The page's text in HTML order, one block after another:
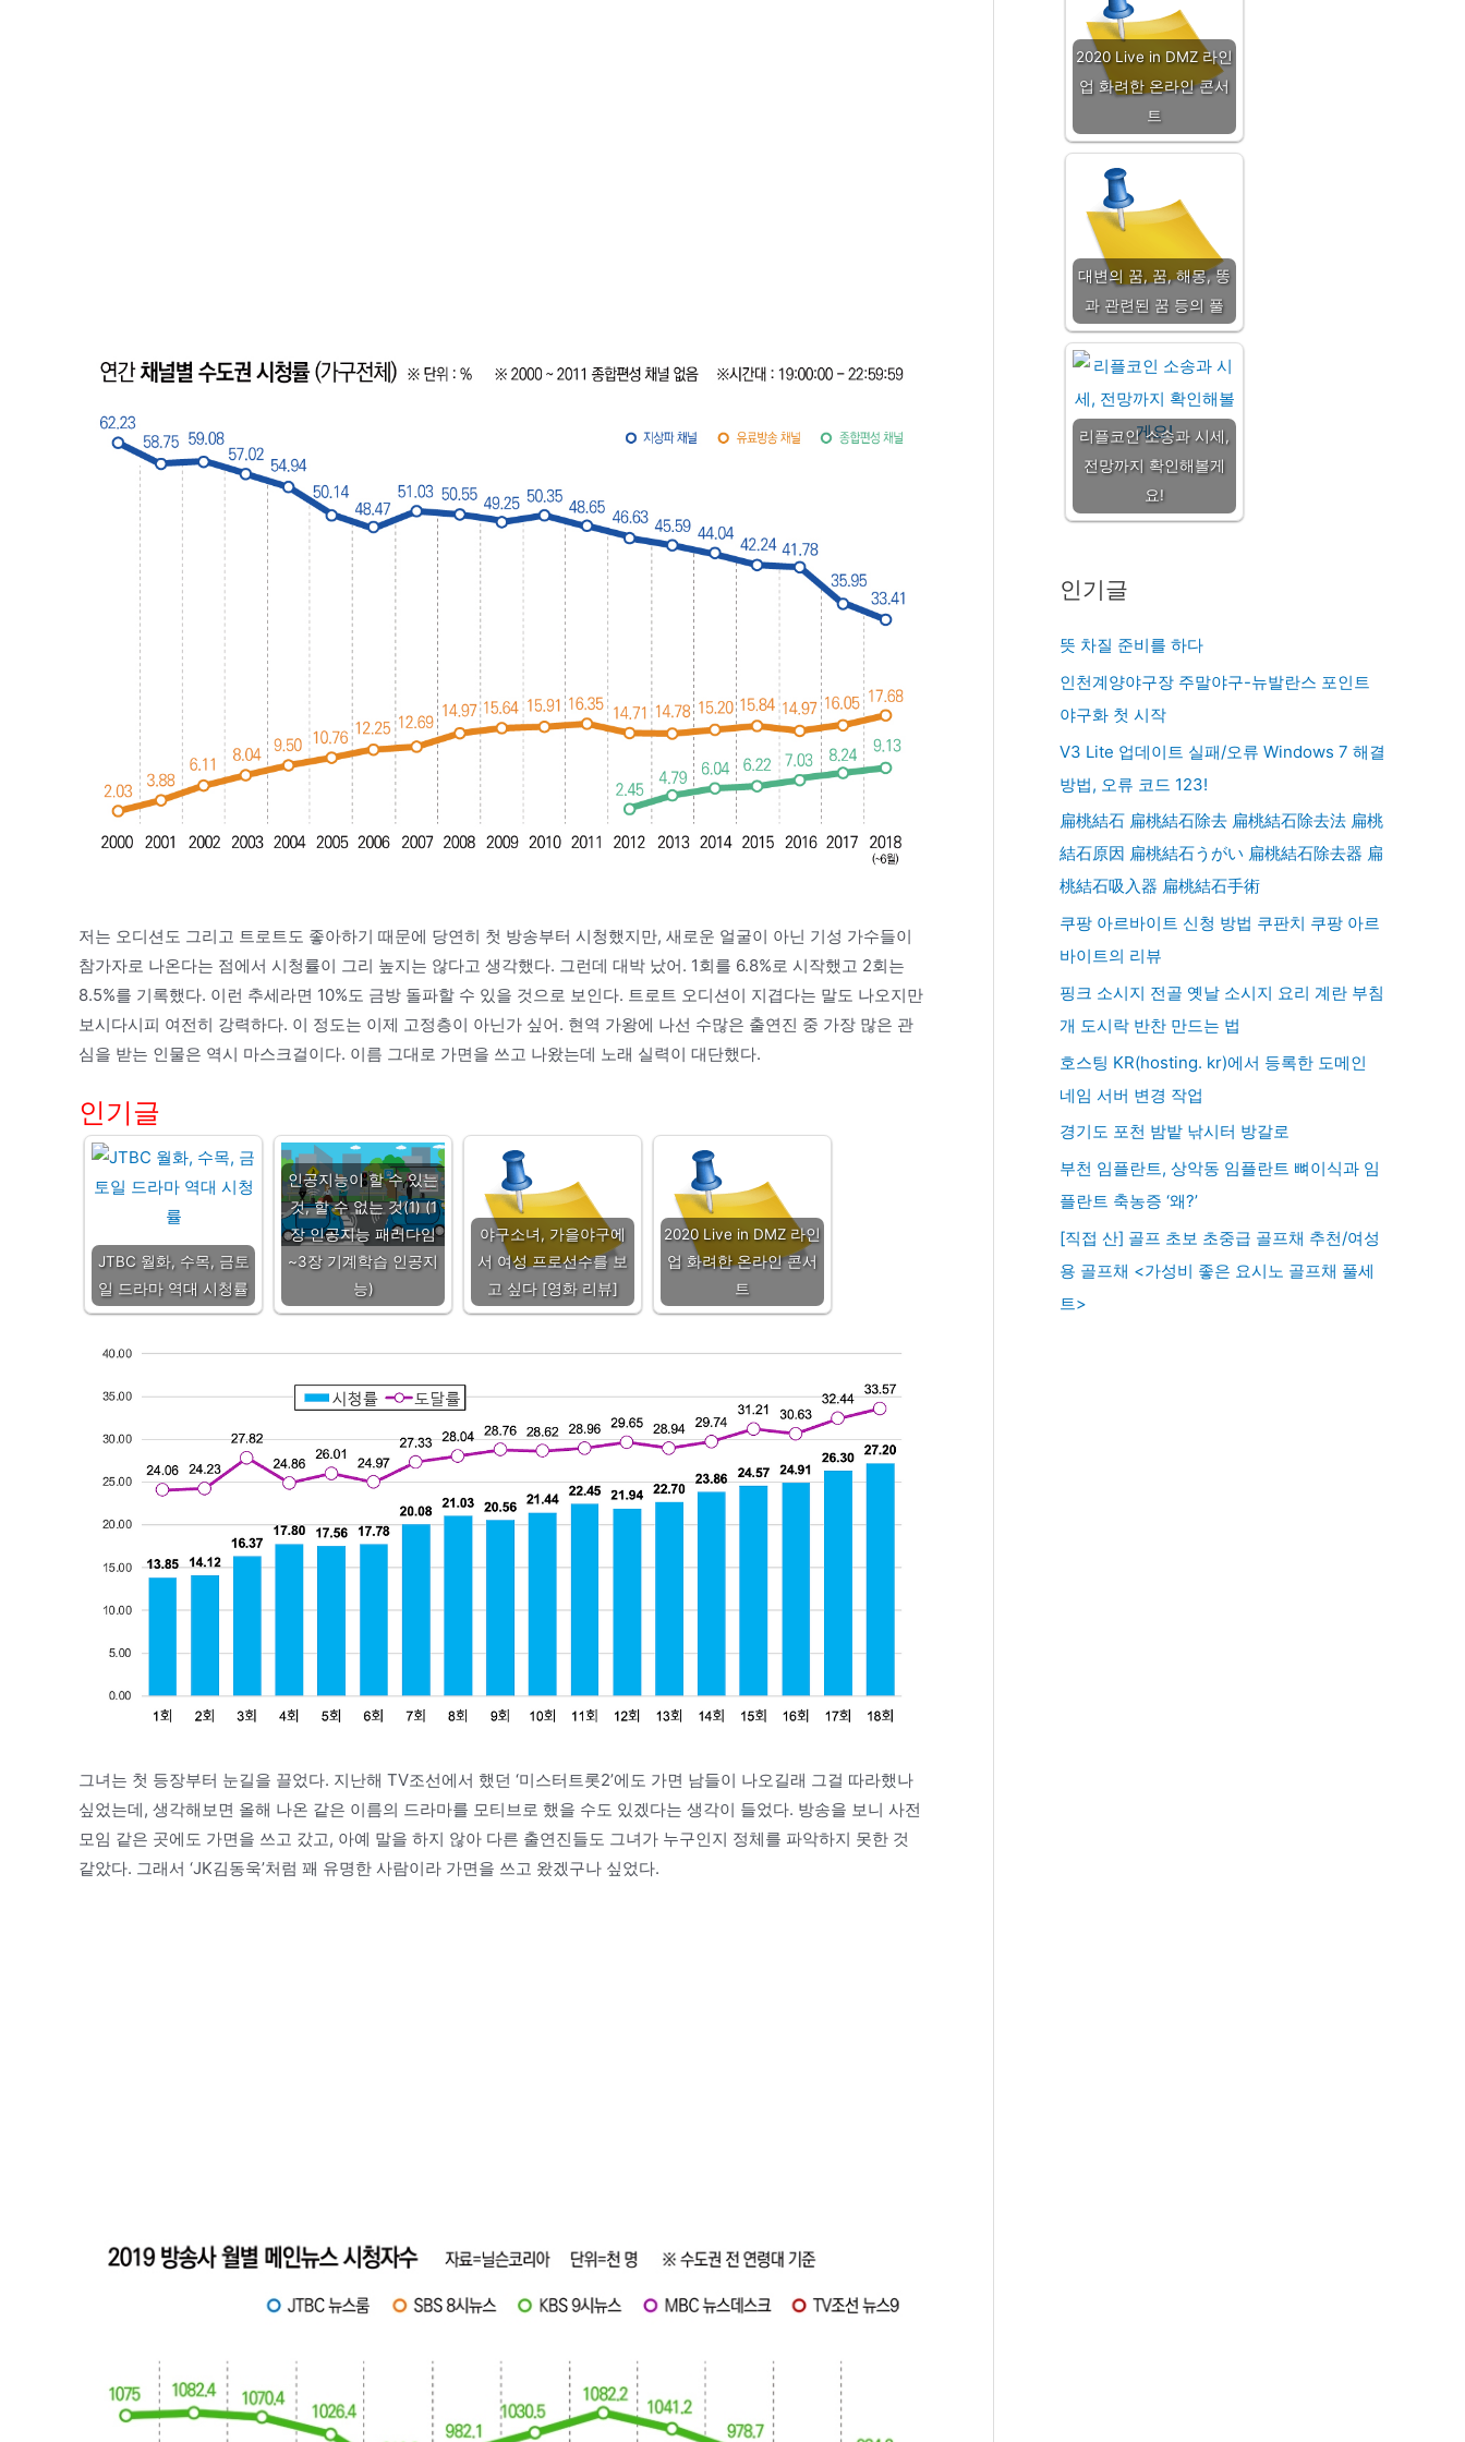
저는 오디션도 그리고 트로트도 좋아하기 때문에 당연히 첫 방송부터 시청했지만, 새로운 얼굴이 아닌 기성 가수들이
참가자로 나온다는 점에서 시청률이 그리 높지는 않다고 생각했다. 그런데 대박 났어. 1회를 6.8%로 시작했고 2회는
8.5%를 기록했다. 이런 추세라면 10%도 금방 돌파할 수 있을 것으로 보인다. 트로트 오디션이 지겹다는 말도 나오지만
보시다시피 여전히 강력하다. 이 정도는 이제 고정층이 아닌가 싶어. 현역 가왕에 나선 수많은 출연진 중 가장 많은 관
심을 받는 인물은 역시 마스크걸이다. 이름 그대로 가면을 쓰고 나왔는데 노래 실력이 대단했다.
인기글
JTBC 월화, 수목, 금토
일 드라마 역대 시청률
인공지능이 할 수 있는
것, 할 수 없는 것(1) (1
장 인공지능 패러다임
~3장 기계학습 인공지
능)
야구소녀, 가을야구에
서 여성 프로선수를 보
고 싶다 [영화 리뷰]
2020 Live in DMZ 라인
업 화려한 온라인 콘서
트
그녀는 첫 등장부터 눈길을 끌었다. 지난해 TV조선에서 했던 ‘미스터트롯2’에도 가면 남들이 나오길래 그걸 따라했나
싶었는데, 생각해보면 올해 나온 같은 이름의 드라마를 모티브로 했을 수도 있겠다는 생각이 들었다. 방송을 보니 사전
모임 같은 곳에도 가면을 쓰고 갔고, 아예 말을 하지 않아 다른 출연진들도 그녀가 누구인지 정체를 파악하지 못한 것
같았다. 그래서 ‘JK김동욱’처럼 꽤 유명한 사람이라 가면을 쓰고 왔겠구나 싶었다.
2020 Live in DMZ 라인
업 화려한 온라인 콘서
트
대변의 꿈, 꿈, 해몽, 똥
과 관련된 꿈 등의 풀
리플코인 소송과 시세,
전망까지 확인해볼게
요!
인기글
뜻 차질 준비를 하다
인천계양야구장 주말야구-뉴발란스 포인트
야구화 첫 시작
V3 Lite 업데이트 실패/오류 Windows 7 해결
방법, 오류 코드 123!
扁桃結石 扁桃結石除去 扁桃結石除去法 扁桃
結石原因 扁桃結石うがい 扁桃結石除去器 扁
桃結石吸入器 扁桃結石手術
쿠팡 아르바이트 신청 방법 쿠판치 쿠팡 아르
바이트의 리뷰
핑크 소시지 전골 옛날 소시지 요리 계란 부침
개 도시락 반찬 만드는 법
호스팅 KR(hosting. kr)에서 등록한 도메인
네임 서버 변경 작업
경기도 포천 밤밭 낚시터 방갈로
부천 임플란트, 상악동 임플란트 뼈이식과 임
플란트 축농증 ‘왜?’
[직접 산] 골프 초보 초중급 골프채 추천/여성
용 골프채 <가성비 좋은 요시노 골프채 풀세
트>